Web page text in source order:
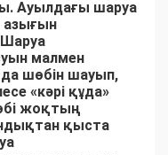
Ауылдағы шаруа
малмен
шөбін шауып,
«кәрі құда»
жоқтың
қыста